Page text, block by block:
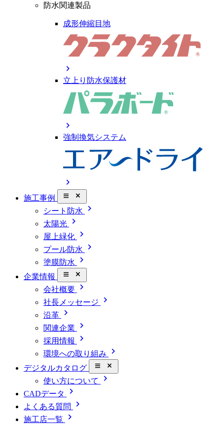
防水関連製品
成形伸縮目地
chevron_right
立上り防水保護材
chevron_right
強制換気システム
chevron_right
施工事例 close_small
シート防水 chevron_right
太陽光 chevron_right
屋上緑化 chevron_right
プール防水 chevron_right
塗膜防水 chevron_right
企業情報 close_small
会社概要 chevron_right
社長メッセージ chevron_right
沿革 chevron_right
関連企業 chevron_right
採用情報 chevron_right
環境への取り組み chevron_right
デジタルカタログ close_small
使い方について chevron_right
CADデータ chevron_right
よくある質問 chevron_right
施工店一覧
chevron_right